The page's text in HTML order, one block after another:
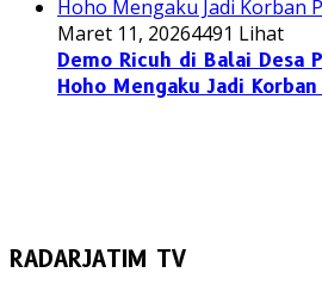
Maret 11, 20264491 Lihat
Demo Ricuh di Balai Desa
Hoho Mengaku Jadi
RADARJATIM TV